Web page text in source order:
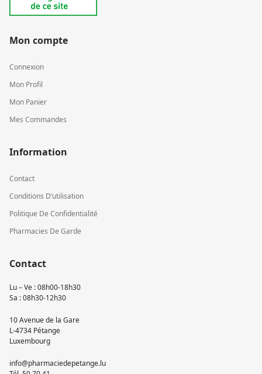
Mon compte
Connexion
Mon Profil
Mon Panier
Mes Commandes
Information
Contact
Conditions D’utilisation
Politique De Confidentialité
Pharmacies De Garde
Contact
Lu – Ve : 08h00-18h30
Sa : 08h30-12h30
10 Avenue de la Gare
L-4734 Pétange
Luxembourg
info@pharmaciedepetange.lu